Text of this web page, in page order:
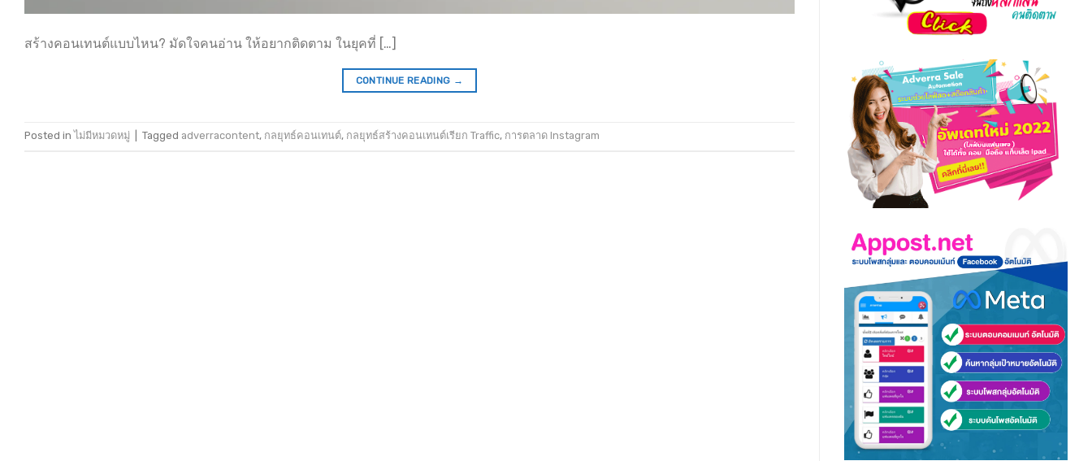
สร้างคอนเทนต์แบบไหน? มัดใจคนอ่าน ให้อยากติดตาม ในยุคที่ […]
CONTINUE READING →
Posted inไม่มีหมวดหมู่ Tagged adverracontent, กลยุทธ์คอนเทนต์, กลยุทธ์สร้างคอนเทนต์เรียก Traffic, การตลาด Instagram